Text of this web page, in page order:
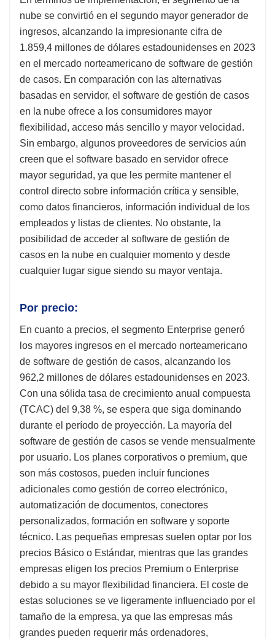
nube se convirtió en el segundo mayor generador de
ingresos, alcanzando la impresionante cifra de
1.859,4 millones de dólares estadounidenses en 2023
en el mercado norteamericano de software de gestión
de casos. En comparación con las alternativas
basadas en servidor, el software de gestión de casos
en la nube ofrece a los consumidores mayor
flexibilidad, acceso más sencillo y mayor velocidad.
Sin embargo, algunos proveedores de servicios aún
creen que el software basado en servidor ofrece
mayor seguridad, ya que les permite mantener el
control directo sobre información crítica y sensible,
como datos financieros, información individual de los
empleados y listas de clientes. No obstante, la
posibilidad de acceder al software de gestión de
casos en la nube en cualquier momento y desde
cualquier lugar sigue siendo su mayor ventaja.
Por precio:
En cuanto a precios, el segmento Enterprise generó
los mayores ingresos en el mercado norteamericano
de software de gestión de casos, alcanzando los
962,2 millones de dólares estadounidenses en 2023.
Con una sólida tasa de crecimiento anual compuesta
(TCAC) del 9,38 %, se espera que siga dominando
durante el período de proyección. La mayoría del
software de gestión de casos se vende mensualmente
por usuario. Los planes corporativos o premium, que
son más costosos, pueden incluir funciones
adicionales como gestión de correo electrónico,
automatización de documentos, conectores
personalizados, formación en software y soporte
técnico. Las pequeñas empresas suelen optar por los
precios Básico o Estándar, mientras que las grandes
empresas eligen los precios Premium o Enterprise
debido a su mayor flexibilidad financiera. El coste de
estas soluciones se ve ligeramente influenciado por el
tamaño de la empresa, ya que las empresas más
grandes pueden requerir más ordenadores,